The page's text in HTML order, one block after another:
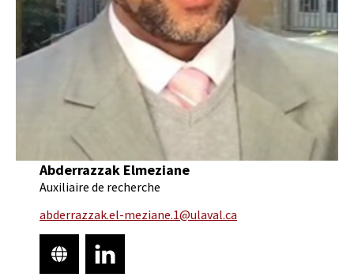
Abderrazzak Elmeziane
Auxiliaire de recherche
abderrazzak.el-meziane.1@ulaval.ca